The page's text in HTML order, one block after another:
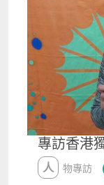
專訪香港
人物專訪